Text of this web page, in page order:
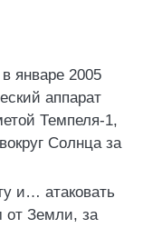
январе 2005
аппарат
Темпеля-1,
Солнца за
и… атаковать
от Земли, за